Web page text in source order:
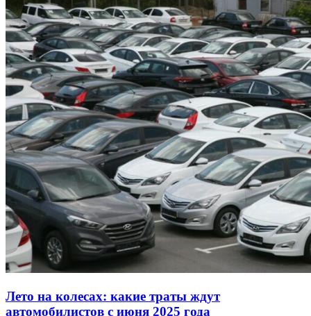
Лето на колесах: какие траты ждут
автомобилистов с июня 2025 года